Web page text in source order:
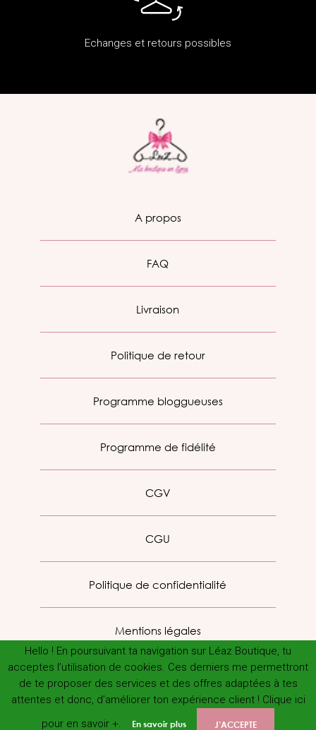
Echanges et retours possibles
A propos
FAQ
Livraison
Politique de retour
Programme bloggueuses
Programme de fidélité
CGV
CGU
Politique de confidentialité
Mentions légales
Hello ! En poursuivant ta navigation sur Léaz Boutique, tu
acceptes l’utilisation de cookies. Ces derniers me permettront
de te proposer des services et des offres adaptées à tes
attentes et donc, d’améliorer ton expérience client ! Clique ici
pour en savoir +.
En savoir plus J’ACCEPTE